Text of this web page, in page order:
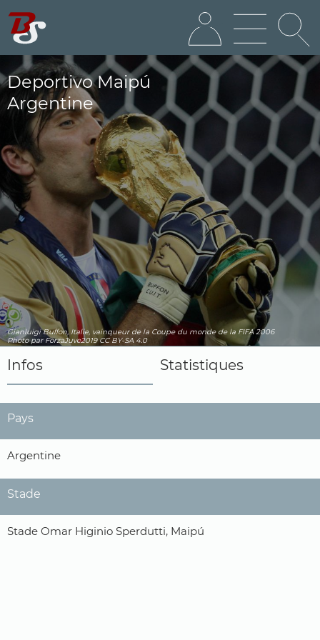
Deportivo Maipú
Argentine
Gianluigi Buffon, Italie, vainqueur de la Coupe du monde de la FIFA 2006
Photo par ForzaJuve2019CC BY-SA 4.0
Infos Statistiques
Pays
Argentine
Stade
Stade Omar Higinio Sperdutti, Maipú